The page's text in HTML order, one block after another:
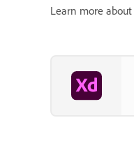
Learn more about